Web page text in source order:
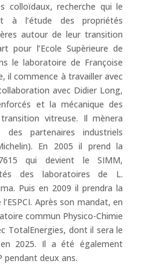
colloïdaux, recherche qui le
à l’étude des propriétés
autour de leur transition
pour l’Ecole Supèrieure de
le laboratoire de Françoise
il commence à travailler avec
avec Didier Long,
et la mécanique des
vitreuse. Il mènera
partenaires industriels
En 2005 il prend la
qui devient le SIMM,
des laboratoires de L.
Puis en 2009 il prendra la
Après son mandat, en
commun Physico-Chimie
TotalEnergies, dont il sera le
2025. Il a été également
pendant deux ans.